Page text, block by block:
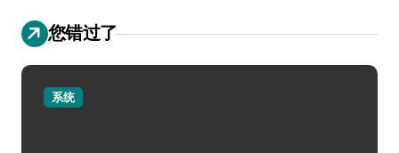
您错过了
系统